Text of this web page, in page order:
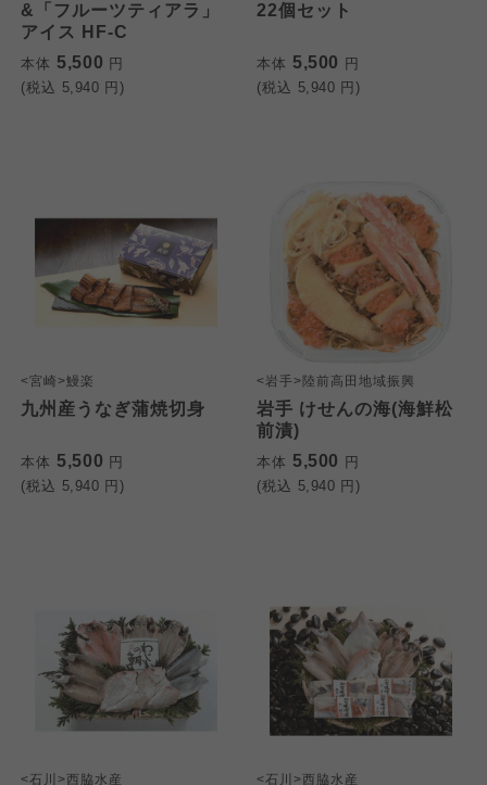
&「フルーツティアラ」
アイス HF-C
本体 5,500 円
(税込 5,940 円)
22個セット
本体 5,500 円
(税込 5,940 円)
<宮崎>鰻楽
九州産うなぎ蒲焼切身
本体 5,500 円
(税込 5,940 円)
<岩手>陸前高田地域振興
岩手 けせんの海(海鮮松
前漬)
本体 5,500 円
(税込 5,940 円)
<石川>西脇水産 <石川>西脇水産